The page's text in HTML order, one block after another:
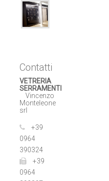
Contatti
VETRERIA
SERRAMENTI
Vincenzo
Monteleone
srl
+39
0964
390324
+39
0964